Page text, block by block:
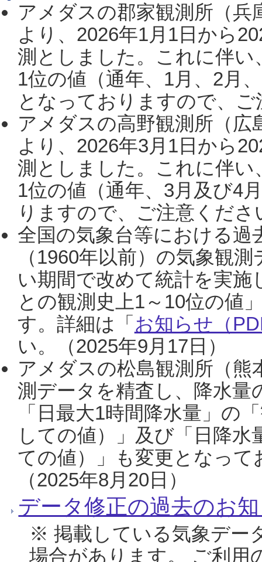
アメダスの郡家観測所（
より、2026年1月1日から
測としました。これに伴い
1位の値（通年、1月、2月
となっておりますので、
アメダスの高野観測所（
より、2026年3月1日から
測としました。これに伴い
1位の値（通年、3月及び4
りますので、ご注意くだ
全国の気象台等における過
（1960年以前）の気象観
い期間で改めて統計を実
との観測史上1～10位の値
す。詳細は「 お知らせ（
い。（2025年9月17日）
アメダスの松島観測所（熊
測データを精査し、降水
「日最大1時間降水量」の
しての値）」及び「日降
ての値）」も変更となっ
（2025年8月20日）
データ修正の過去のお
※ 掲載している気象デー
場合があります。 ご利用